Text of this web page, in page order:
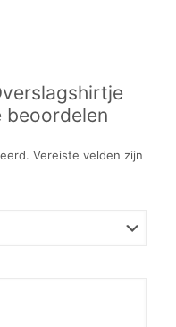
beoordelen
Vereiste velden zijn